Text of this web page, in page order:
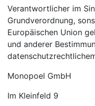
Verantwortlicher im
Grundverordnung,
Europäischen Union
und anderer
Monopoel GmbH
Im Kleinfeld 9